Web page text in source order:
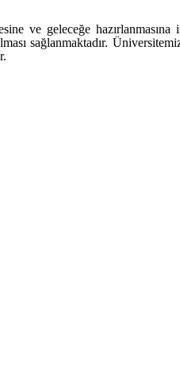
ve geleceğe
sağlanmaktadır.